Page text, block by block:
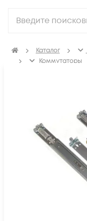
Каталог
Коммутаторы